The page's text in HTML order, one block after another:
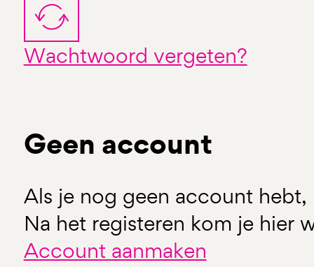
Wachtwoord vergeten?
Geen account
Als je nog geen account hebt,
Na het registeren kom je hier
Account aanmaken